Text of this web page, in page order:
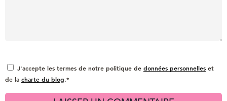
J'accepte les termes de notre politique de données personnelles et
de la charte du blog.*